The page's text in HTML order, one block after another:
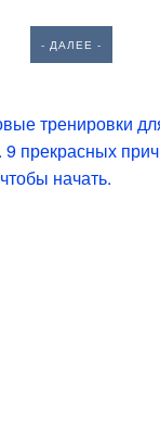
- ДАЛЕЕ -